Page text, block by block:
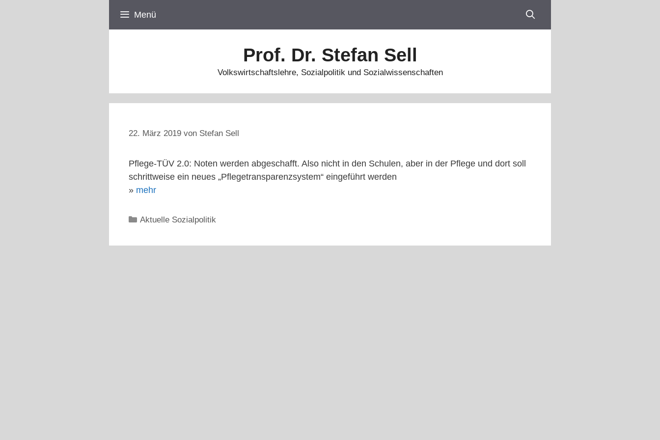
Menü
Prof. Dr. Stefan Sell
Volkswirtschaftslehre, Sozialpolitik und Sozialwissenschaften
22. März 2019 von Stefan Sell
Pflege-TÜV 2.0: Noten werden abgeschafft. Also nicht in den Schulen, aber in der Pflege und dort soll
schrittweise ein neues „Pflegetransparenzsystem“ eingeführt werden
» mehr
Kategorien
Aktuelle Sozialpolitik